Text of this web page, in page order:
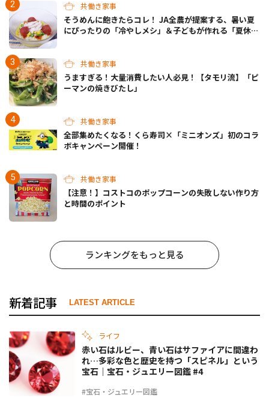
共働き家事
そうめんに飽きたらコレ！ JA全農が提案する、暑い夏
にぴったりの「冷やしメシ」＆子どもが作れる「夏休み
共働き家事
うますぎる！大量消費したい人必見！【タモリ流】「ピ
ーマンの焼きびたし」
共働き家事
全部集めたくなる！くら寿司×「ミニオンズ」初のコラ
ボキャンペーン開催！
共働き家事
【注意！】コストコのポップコーンの失敗しない作り方
と時間のポイント
ランキングをもっと見る
新着記事 LATEST ARTICLE
ライフ
#宝石・ジュエリー図鑑
赤い石はルビー、青い石はサファイアに間違わ
れ…多彩な色と歴史を持つ「スピネル」という
宝石｜宝石・ジュエリー図鑑 #4